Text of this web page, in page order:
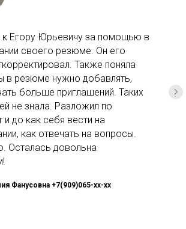
к Егору Юрьевичу за помощью в
своего резюме. Он его
Также поняла
в резюме нужно добавлять,
больше приглашений. Таких
не знала. Разложил по
и до как себя вести на
как отвечать на вопросы.
Осталась довольна
Фанусовна +7(909)065-xx-xx